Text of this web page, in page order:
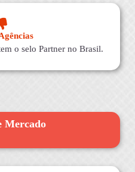
o selo Partner no Brasil.
Mercado